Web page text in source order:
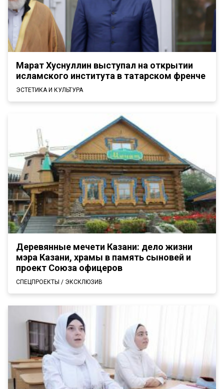
Марат Хуснуллин выступал на открытии
исламского института в татарском френче
ЭСТЕТИКА И КУЛЬТУРА
Деревянные мечети Казани: дело жизни
мэра Казани, храмы в память сыновей и
проект Союза офицеров
СПЕЦПРОЕКТЫ / ЭКСКЛЮЗИВ